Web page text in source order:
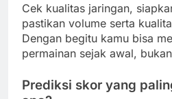
Cek kualitas jaringan,
pastikan volume serta
Dengan begitu kamu bisa
permainan sejak awal,
Prediksi skor yang